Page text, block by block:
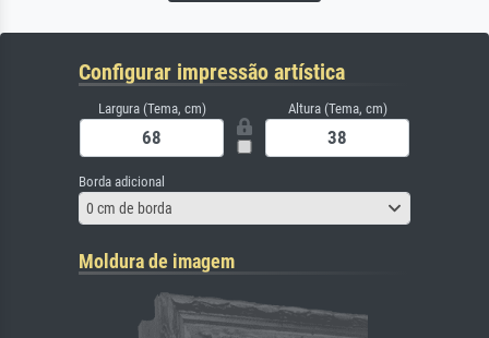
Configurar impressão artística
Largura (Tema, cm) Altura (Tema, cm)
Borda adicional
0 cm de borda
Moldura de imagem